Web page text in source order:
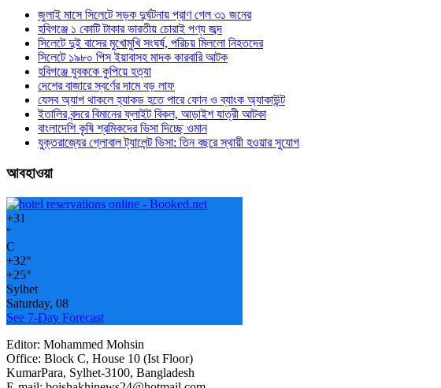
জুলাই মাসে সিলেটে সড়ক দুর্ঘটনায় প্রাণ গেল ৩১ জনের
হবিগঞ্জে ১ কোটি টাকার ভারতীয় চোরাই পণ্য জব্দ
সিলেটে দুই বাসের মুখোমুখি সংঘর্ষ, পরিচয় মিললো নিহতদের
সিলেটে ১৯৮০ পিস ইয়াবাসহ মাদক কারবারি আটক
হবিগঞ্জে যুবককে কুপিয়ে হত্যা
দেশের বাজারে স্বর্ণের দামে বড় লাফ
যেসব অ্যাপ থাকলে হ্যাকড হতে পারে ফোন ও ব্যাংক অ্যাকাউন্ট
ইতালির বন্দরে বিমানের ফ্লাইট বিকল, আড়াইশ যাত্রী আটকা
বাংলাদেশি কৃষি শ্রমিকদের ভিসা দিচ্ছে ওমান
যুক্তরাজ্যের গ্লোবাল ট্যালেন্ট ভিসা: তিন বছরে স্থায়ী হওয়ার সুযোগ
আবহাওয়া
+31
°
C
+32°
+25°
Sylhet
Saturday, 08
See 7-Day Forecast
Editor: Mohammed Mohsin
Office: Block C, House 10 (Ist Floor)
KumarPara, Sylhet-3100, Bangladesh